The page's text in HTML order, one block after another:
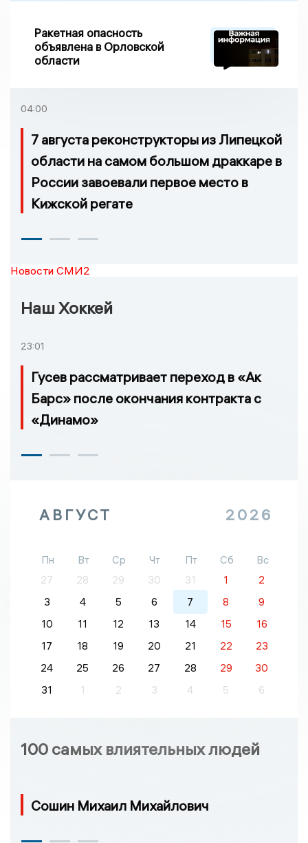
Ракетная опасность
объявлена в Орловской
области
04:00
7 августа реконструкторы из Липецкой
области на самом большом драккаре в
России завоевали первое место в
Кижской регате
Новости СМИ2
Наш Хоккей
23:01
Гусев рассматривает переход в «Ак
Барс» после окончания контракта с
«Динамо»
АВГУСТ 2026
Пн Вт Ср Чт Пт Сб
Вс
27
28 29 30 31 1
2
3
4 5 6 7 8
9
10
11 12 13 14 15
16
17
18 19 20 21 22
23
24
25 26 27 28 29
30
31
1 2 3 4 5 6
100 самых влиятельных людей
Сошин Михаил Михайлович